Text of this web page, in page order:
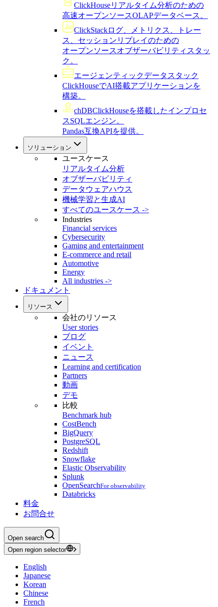
ClickHouseリアルタイム分析のための
高速オープンソースOLAPデータベース。
ClickStackログ、メトリクス、トレー
ス、セッションリプレイのための
オープンソースオブザーバビリティスタッ
ク。
エージェンティックデータスタック
ClickHouseでAI搭載アプリケーションを
構築。
chDBClickHouseを搭載したインプロセ
スSQLエンジン。
Pandas互換APIを提供。
ソリューション
ユースケース
リアルタイム分析
オブザーバビリティ
データウェアハウス
機械学習と生成AI
すべてのユースケース ->
Industries
Financial services
Cybersecurity
Gaming and entertainment
E-commerce and retail
Automotive
Energy
All industries ->
ドキュメント
リソース
会社のリソース
User stories
ブログ
イベント
ニュース
Learning and certification
Partners
動画
デモ
比較
Benchmark hub
CostBench
BigQuery
PostgreSQL
Redshift
Snowflake
Elastic Observability
Splunk
OpenSearchFor observability
Databricks
料金
お問合せ
Open search
Open region selector
English
Japanese
Korean
Chinese
French